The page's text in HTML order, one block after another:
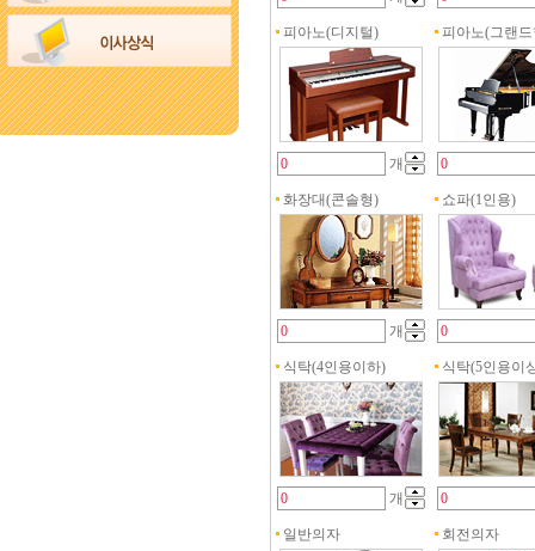
피아노(디지털) 피아노(그랜
개
화장대(콘솔형) 쇼파(1인용)
개
식탁(4인용이하) 식탁(5인용이
개
일반의자 회전의자